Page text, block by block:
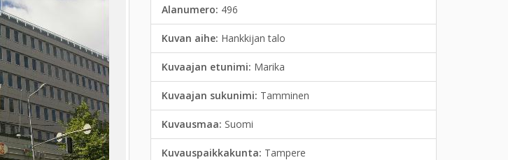
Alanumero: 496
Kuvan aihe: Hankkijan talo
Kuvaajan etunimi: Marika
Kuvaajan sukunimi: Tamminen
Kuvausmaa: Suomi
Kuvauspaikkakunta: Tampere